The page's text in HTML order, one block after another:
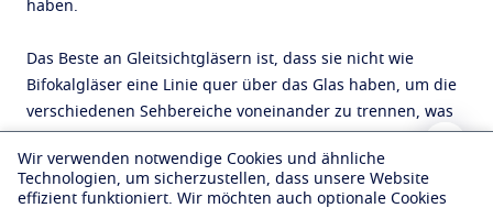
haben.
Das Beste an Gleitsichtgläsern ist, dass sie nicht wie
Bifokalgläser eine Linie quer über das Glas haben, um die
verschiedenen Sehbereiche voneinander zu trennen, was
vielmehr um eine allmähliche Veränderung der Sehstärke
in den drei Sehbereichen Nah, Mittel und Fern.
Wir verwenden notwendige Cookies und ähnliche
Technologien, um sicherzustellen, dass unsere Website
effizient funktioniert. Wir möchten auch optionale Cookies